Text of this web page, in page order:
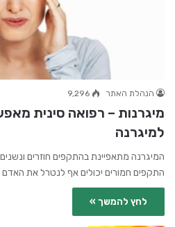
הנהלת האתר 9,296
מיגרנות – רפואה סינית
למיגרנה
המיגרנה מתאפיינת בהתקפים חוזרים
התקפים חמורים יכולים אף לנטרל את האדם
לחץ להמשך »